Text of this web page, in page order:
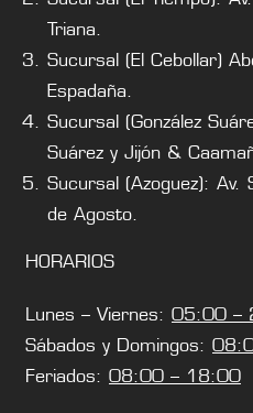
Triana.
Sucursal (El Cebollar)
Espadaña.
Sucursal (González
Suárez y Jijón &
Sucursal (Azoguez): Av.
de Agosto.
HORARIOS
Lunes – Viernes: 05:00 –
Sábados y Domingos:
Feriados: 08:00 – 18:00